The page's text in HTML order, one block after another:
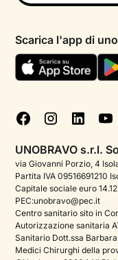
Psicologo in chat
Aiuto urgente
FAQ
Podcast di
Corporate
Psicologo
Sala stampa
Termini e
Informativa
Cookie policy
Gestisci cookie
Scarica l'app di
UNOBRAVO s.r.l.
via Giovanni Porzio, 4
Partita IVA 09516691210
Capitale sociale euro
PEC:unobravo@pec.it
Centro sanitario sito in
Autorizzazione sanitaria
Sanitario Dott.ssa
Medici Chirurghi della